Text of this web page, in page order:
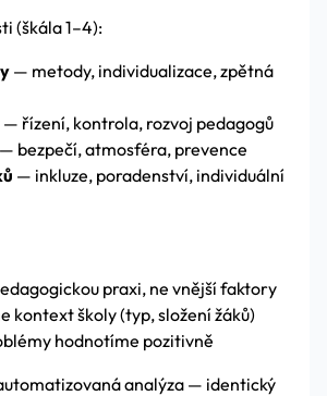
(škála 1–4):
— metody, individualizace, zpětná
— řízení, kontrola, rozvoj pedagogů
— bezpečí, atmosféra, prevence
— inkluze, poradenství, individuální
praxi, ne vnější faktory
kontext školy (typ, složení žáků)
hodnotíme pozitivně
analýza — identický